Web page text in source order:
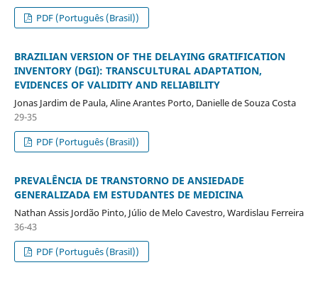
PDF (Português (Brasil))
BRAZILIAN VERSION OF THE DELAYING GRATIFICATION
INVENTORY (DGI): TRANSCULTURAL ADAPTATION,
EVIDENCES OF VALIDITY AND RELIABILITY
Jonas Jardim de Paula, Aline Arantes Porto, Danielle de Souza Costa
29-35
PDF (Português (Brasil))
PREVALÊNCIA DE TRANSTORNO DE ANSIEDADE
GENERALIZADA EM ESTUDANTES DE MEDICINA
Nathan Assis Jordão Pinto, Júlio de Melo Cavestro, Wardislau Ferreira
36-43
PDF (Português (Brasil))